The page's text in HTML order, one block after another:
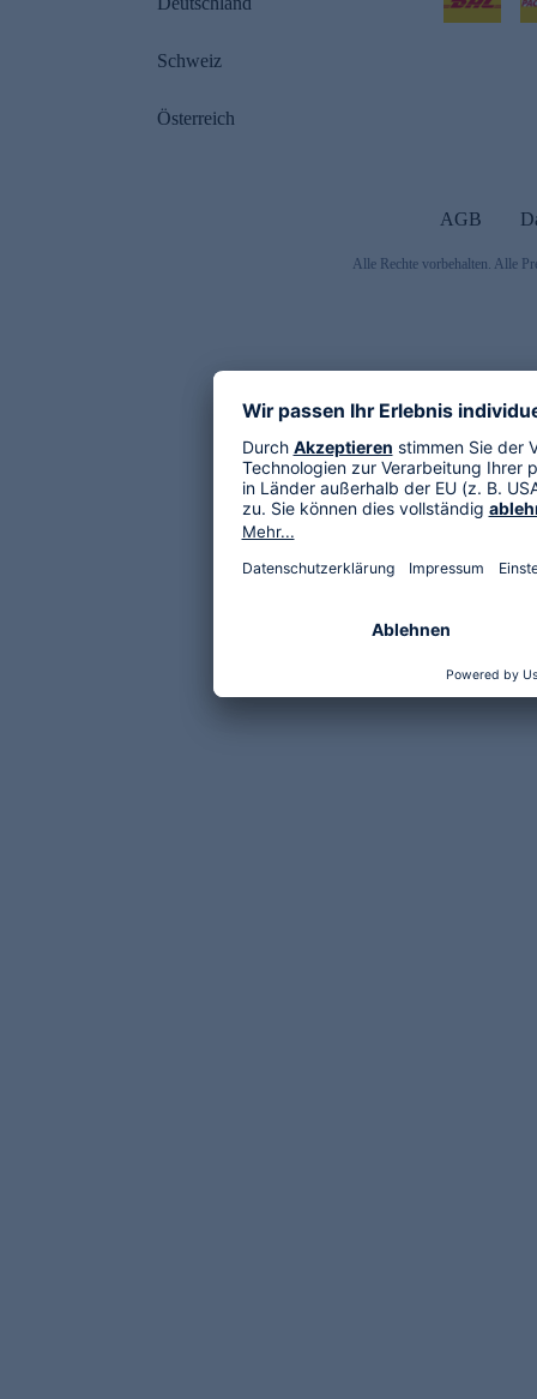
Schweiz
Österreich
AGB
Alle Rechte vorbehalten. Alle